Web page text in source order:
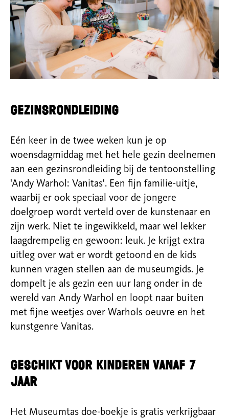
Gezinsrondleiding
Eén keer in de twee weken kun je op
woensdagmiddag met het hele gezin deelnemen
aan een gezinsrondleiding bij de tentoonstelling
'Andy Warhol: Vanitas'. Een fijn familie-uitje,
waarbij er ook speciaal voor de jongere
doelgroep wordt verteld over de kunstenaar en
zijn werk. Niet te ingewikkeld, maar wel lekker
laagdrempelig en gewoon: leuk. Je krijgt extra
uitleg over wat er wordt getoond en de kids
kunnen vragen stellen aan de museumgids. Je
dompelt je als gezin een uur lang onder in de
wereld van Andy Warhol en loopt naar buiten
met fijne weetjes over Warhols oeuvre en het
kunstgenre Vanitas.
Geschikt voor kinderen vanaf 7
jaar
Het Museumtas doe-boekje is gratis verkrijgbaar